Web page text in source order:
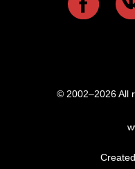
© 2002–2026 All